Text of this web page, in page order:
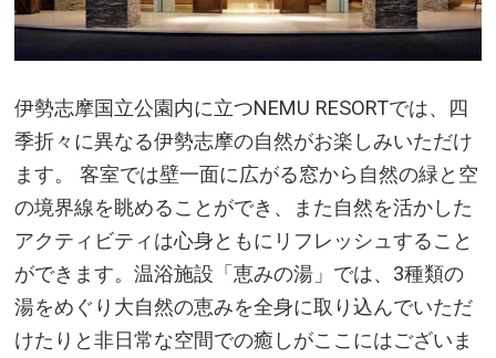
伊勢志摩国立公園内に立つNEMU RESORTでは、四
季折々に異なる伊勢志摩の自然がお楽しみいただけ
ます。 客室では壁一面に広がる窓から自然の緑と空
の境界線を眺めることができ、また自然を活かした
アクティビティは心身ともにリフレッシュすること
ができます。温浴施設「恵みの湯」では、3種類の
湯をめぐり大自然の恵みを全身に取り込んでいただ
けたりと非日常な空間での癒しがここにはございま